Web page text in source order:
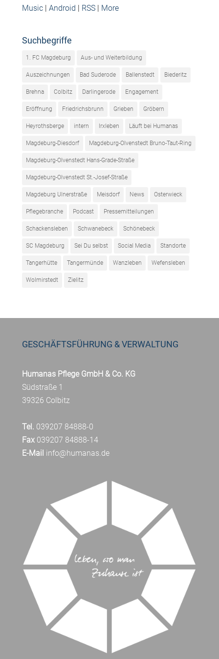
Music| Android | RSS| More
Suchbegriffe
1. FC Magdeburg Aus- und Weiterbildung
Auszeichnungen Bad Suderode Ballenstedt Biederitz
Brehna Colbitz Darlingerode Engagement
Eröffnung Friedrichsbrunn Grieben Gröbern
Heyrothsberge intern Irxleben Läuft bei Humanas
Magdeburg-Diesdorf Magdeburg-Olvenstedt Bruno-Taut-Ring
Magdeburg-Olvenstedt Hans-Grade-Straße
Magdeburg-Olvenstedt St.-Josef-Straße
Magdeburg Ulnerstraße Meisdorf News Osterwieck
Pflegebranche Podcast Pressemitteilungen
Schackensleben Schwanebeck Schönebeck
SC Magdeburg Sei Du selbst Social Media Standorte
Tangerhütte Tangermünde Wanzleben Wefensleben
Wolmirstedt Zielitz
GESCHÄFTSFÜHRUNG & VERWALTUNG
Humanas Pflege GmbH & Co. KG
Südstraße 1
39326 Colbitz
Tel. 039207 84888-0
Fax039207 84888-14
E-Mail info@humanas.de